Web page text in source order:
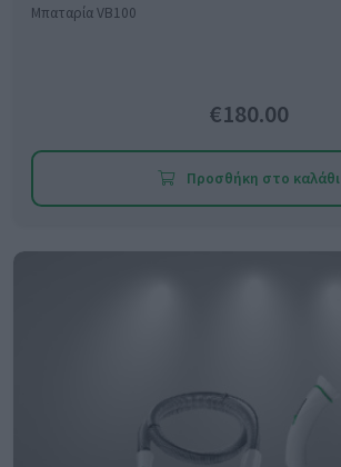
Μπαταρία VB100
€180.00
Προσθήκη στο καλάθι